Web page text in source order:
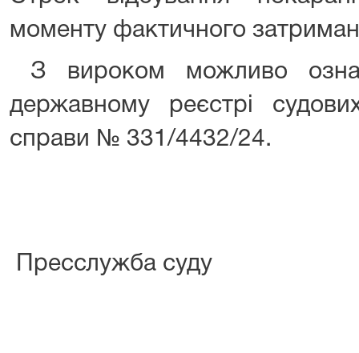
моменту фактичного
З вироком можливо
державному реєстрі
справи № 331/4432/24.
Пресслужба суду